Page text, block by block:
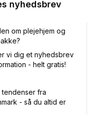
nyhedsbrev
om plejehjem og
vi dig et nyhedsbrev
- helt gratis!
fra
- så du altid er